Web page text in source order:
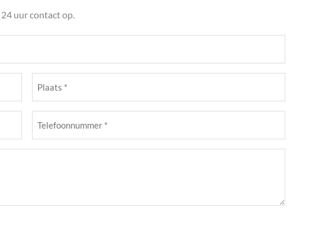
uur contact op.
Plaats
Telefoonnummer